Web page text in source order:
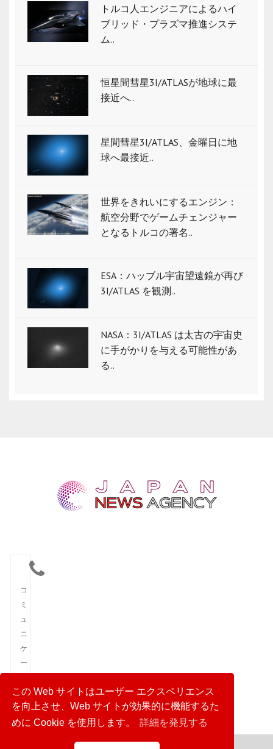
この Web サイトはユーザー エクスペリエンス
を向上させ、Web サイトが効果的に機能するた
めに Cookie を使用します。
詳細を発見する
トルコ人エンジニアによるハイ
ブリッド・プラズマ推進システ
ム..
恒星間彗星3I/ATLASが地球に最
接近へ..
星間彗星3I/ATLAS、金曜日に地
球へ最接近..
世界をきれいにするエンジン：
航空分野でゲームチェンジャー
となるトルコの署名..
ESA：ハッブル宇宙望遠鏡が再び
3I/ATLAS を観測..
NASA：3I/ATLAS は太古の宇宙史
に手がかりを与える可能性があ
る..
コ
ミ
ュ
ニ
ケ
ー
ョ
ン